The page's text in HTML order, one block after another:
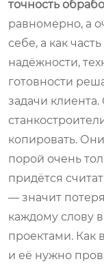
точность
равномерно, а
себе, а как
надёжности,
готовности
задачи
копировать.
порой очень
придётся
— значит
каждому слову
проектами. Как
и её нужно